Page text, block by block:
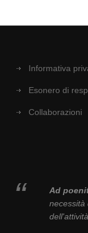
Informativa
Esonero di
Collaborazioni
Ad
necessità